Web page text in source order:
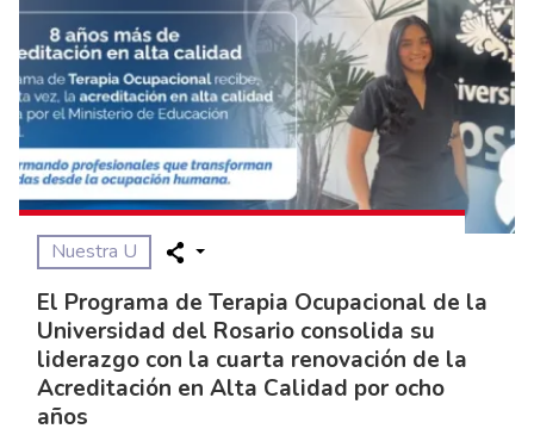
Nuestra U
El Programa de Terapia Ocupacional de la
Universidad del Rosario consolida su
liderazgo con la cuarta renovación de la
Acreditación en Alta Calidad por ocho
años